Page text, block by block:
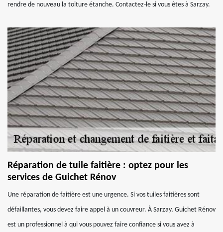
rendre de nouveau la toiture étanche. Contactez-le si vous êtes à Sarzay.
Réparation de tuile faitière : optez pour les
services de Guichet Rénov
Une réparation de faitière est une urgence. Si vos tuiles faitières sont
défaillantes, vous devez faire appel à un couvreur. À Sarzay, Guichet Rénov
est un professionnel à qui vous pouvez faire confiance si vous avez à